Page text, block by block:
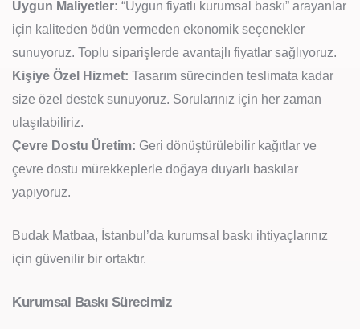
Uygun Maliyetler: “Uygun fiyatlı kurumsal baskı” arayanlar
için kaliteden ödün vermeden ekonomik seçenekler
sunuyoruz. Toplu siparişlerde avantajlı fiyatlar sağlıyoruz.
Kişiye Özel Hizmet: Tasarım sürecinden teslimata kadar
size özel destek sunuyoruz. Sorularınız için her zaman
ulaşılabiliriz.
Çevre Dostu Üretim: Geri dönüştürülebilir kağıtlar ve
çevre dostu mürekkeplerle doğaya duyarlı baskılar
yapıyoruz.
Budak Matbaa, İstanbul’da kurumsal baskı ihtiyaçlarınız
için güvenilir bir ortaktır.
Kurumsal Baskı Sürecimiz